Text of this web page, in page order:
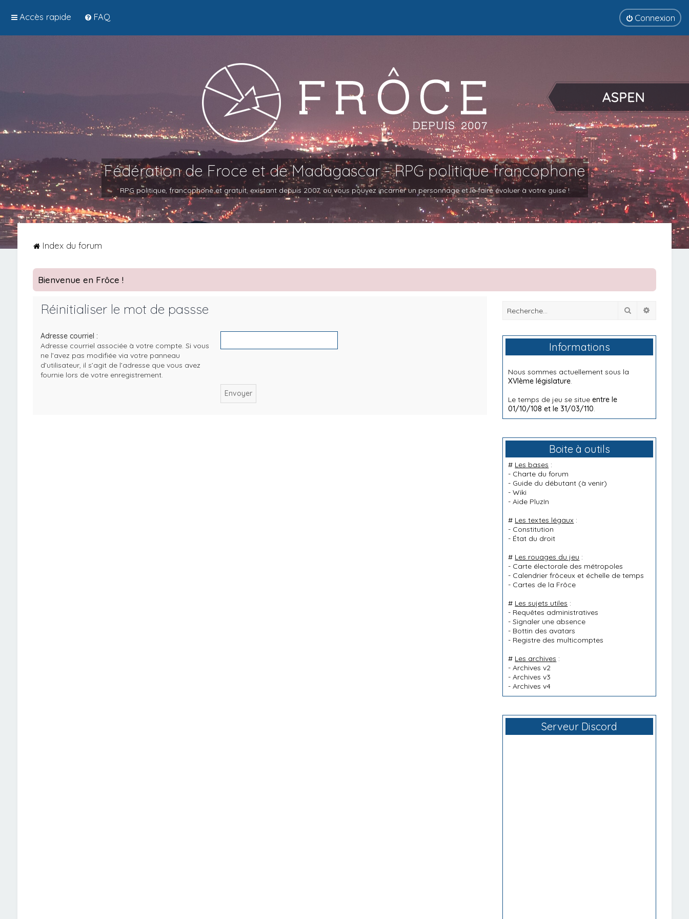
Accès rapide FAQ Connexion
Fédération de Froce et de Madagascar - RPG politique francophone
RPG politique, francophone et gratuit, existant depuis 2007, où vous pouvez incarner un personnage et le faire évoluer à votre guise !
Index du forum
Bienvenue en Frôce !
Réinitialiser le mot de passse
Adresse courriel :
Adresse courriel associée à votre compte. Si vous
ne l’avez pas modifiée via votre panneau
d’utilisateur, il s’agit de l’adresse que vous avez
fournie lors de votre enregistrement.
Rechercher
Informations
Nous sommes actuellement sous la
XVIème législature.
Le temps de jeu se situeentre le
01/10/108 et le 31/03/110.
Boite à outils
# Les bases :
- Charte du forum
- Guide du débutant (à venir)
-Wiki
-Aide PluzIn
# Les textes légaux :
- Constitution
- État du droit
# Les rouages du jeu :
- Carte électorale des métropoles
- Calendrier frôceux et échelle de temps
- Cartes de la Frôce
# Les sujets utiles :
- Requêtes administratives
-Signaler une absence
- Bottin des avatars
- Registre des multicomptes
# Les archives :
-Archives v2
-Archives v3
-Archives v4
Serveur Discord